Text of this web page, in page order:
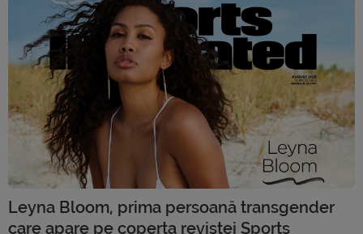
Leyna Bloom, prima persoană transgender
care apare pe coperta revistei Sports